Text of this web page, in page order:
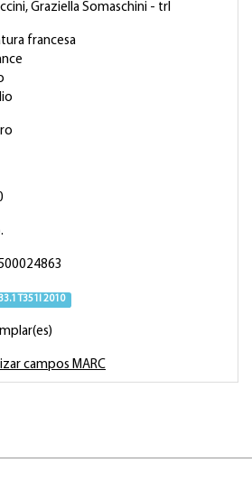
Graziella Somaschini - trl
francesa
T351l 2010
campos MARC